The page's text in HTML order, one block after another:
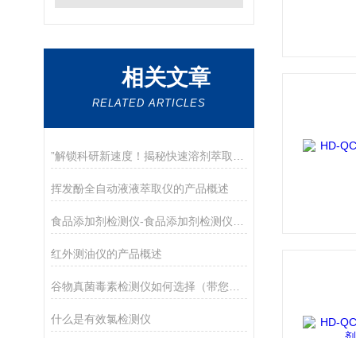
相关文章
RELATED ARTICLES
挥发酚全自动液液萃取仪的产品概述
红外测油仪的产品概述
什么是有效氯检测仪